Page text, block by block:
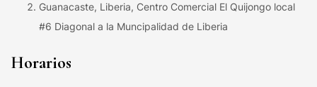
Guanacaste, Liberia, Centro Comercial El Quijongo local
#6 Diagonal a la Muncipalidad de Liberia
Horarios